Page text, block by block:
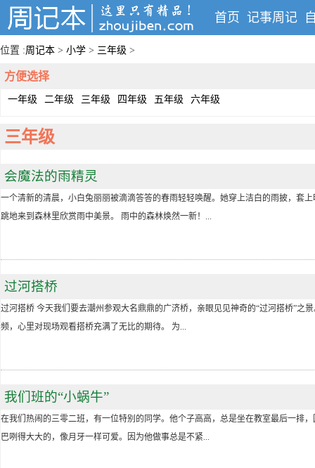
首页 记事周记
位置 :周记本 > 小学 > 三年级 >
方便选择
一年级 二年级 三年级 四年级 五年级 六年级
三年级
会魔法的雨精灵
一个清新的清晨，小白兔丽丽被滴滴答答的春雨轻轻唤醒。她穿上洁白的雨披，套
跳地来到森林里欣赏雨中美景。 雨中的森林焕然一新！...
过河搭桥
过河搭桥 今天我们要去潮州参观大名鼎鼎的广济桥，亲眼见见神奇的“过河搭桥”之
频，心里对现场观看搭桥充满了无比的期待。 为...
我们班的“小蜗牛”
在我们热闹的三零二班，有一位特别的同学。他个子高高，总是坐在教室最后一排
巴咧得大大的，像月牙一样可爱。因为他做事总是不紧...